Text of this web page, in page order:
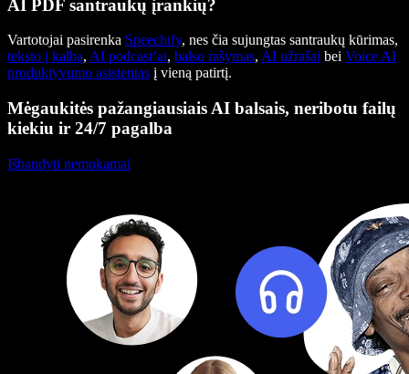
AI PDF santraukų įrankių?
Vartotojai pasirenka Speechify, nes čia sujungtas santraukų kūrimas,
teksto į kalbą, AI podcast‘ai, balso rašymas, AI užrašai bei Voice AI
produktyvumo asistentas į vieną patirtį.
Mėgaukitės pažangiausiais AI balsais, neribotu failų
kiekiu ir 24/7 pagalba
Išbandyti nemokamai